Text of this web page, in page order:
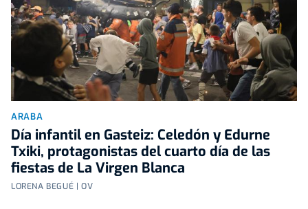
ARABA
Día infantil en Gasteiz: Celedón y Edurne
Txiki, protagonistas del cuarto día de las
fiestas de La Virgen Blanca
LORENA BEGUÉ | OV